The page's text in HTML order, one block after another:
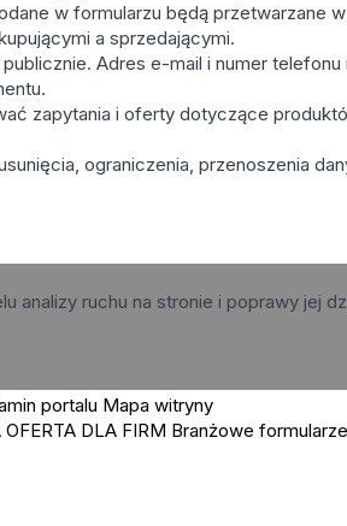
w formularzu będą przetwarzane
a sprzedającymi.
Adres e-mail i numer
zapytania i oferty dotyczące
ograniczenia, przenoszenia
analizy ruchu na stronie i poprawy jej
portalu Mapa witryny
DLA FIRM Branżowe formularze